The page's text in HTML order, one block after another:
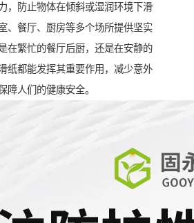
，防止物体在倾斜或湿润环境下滑
、餐厅、厨房等多个场所提供坚实
在繁忙的餐厅后厨，还是在安静的
纸都能发挥其重要作用，减少意外
障人们的健康安全。